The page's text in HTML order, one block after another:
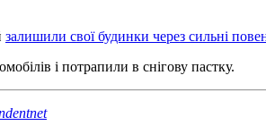
залишили свої будинки через сильні
і потрапили в снігову пастку.